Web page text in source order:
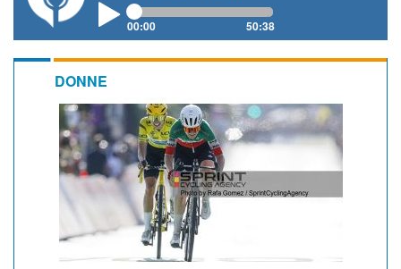
00:00 50:38
DONNE